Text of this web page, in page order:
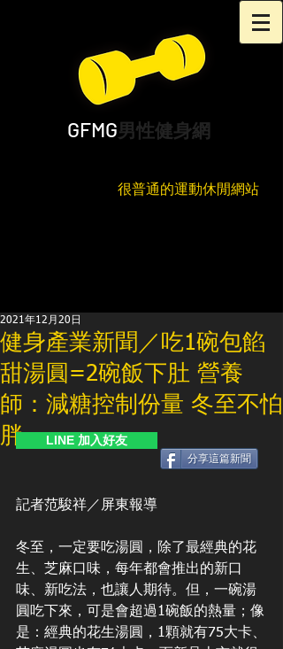
GFMG男性健身網
很普通的運動休閒網站
健身產業新聞／吃1碗包餡
甜湯圓=2碗飯下肚 營養
師：減糖控制份量 冬至不怕
胖
2021年12月20日
記者范駿祥／屏東報導
冬至，一定要吃湯圓，除了最經典的花
生、芝麻口味，每年都會推出的新口
味、新吃法，也讓人期待。但，一碗湯
圓吃下來，可是會超過1碗飯的熱量；像
是：經典的花生湯圓，1顆就有75大卡、
分享這篇新聞
LINE 加入好友